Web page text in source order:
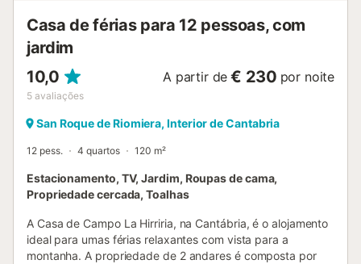
Casa de férias para 12 pessoas, com
jardim
10,0
5 avaliações
A partir de € 230 por noite
San Roque de Riomiera, Interior de Cantabria
12 pess. 4 quartos 120 m²
Estacionamento, TV, Jardim, Roupas de cama,
Propriedade cercada, Toalhas
A Casa de Campo La Hirriria, na Cantábria, é o alojamento
ideal para umas férias relaxantes com vista para a
montanha. A propriedade de 2 andares é composta por